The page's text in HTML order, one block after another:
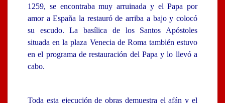
1259, se encontraba muy arruinada y el Papa por
amor a España la restauró de arriba a bajo y colocó
su escudo. La basílica de los Santos Apóstoles
situada en la plaza Venecia de Roma también estuvo
en el programa de restauración del Papa y lo llevó a
cabo.
Toda esta ejecución de obras demuestra el afán y el